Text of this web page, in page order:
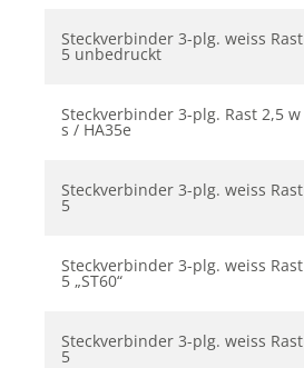
Steckverbinder 3-plg. weiss Rast
5 unbedruckt
Steckverbinder 3-plg. Rast 2,5 w
s / HA35e
Steckverbinder 3-plg. weiss Rast
5
Steckverbinder 3-plg. weiss Rast
5 „ST60“
Steckverbinder 3-plg. weiss Rast
5